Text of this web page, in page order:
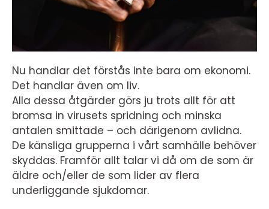
Nu handlar det förstås inte bara om ekonomi.
Det handlar även om liv.
Alla dessa åtgärder görs ju trots allt för att
bromsa in virusets spridning och minska
antalen smittade – och därigenom avlidna.
De känsliga grupperna i vårt samhälle behöver
skyddas. Framför allt talar vi då om de som är
äldre och/eller de som lider av flera
underliggande sjukdomar.